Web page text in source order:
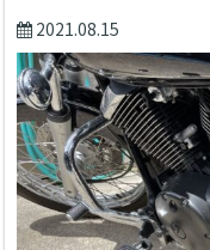
2021.08.15